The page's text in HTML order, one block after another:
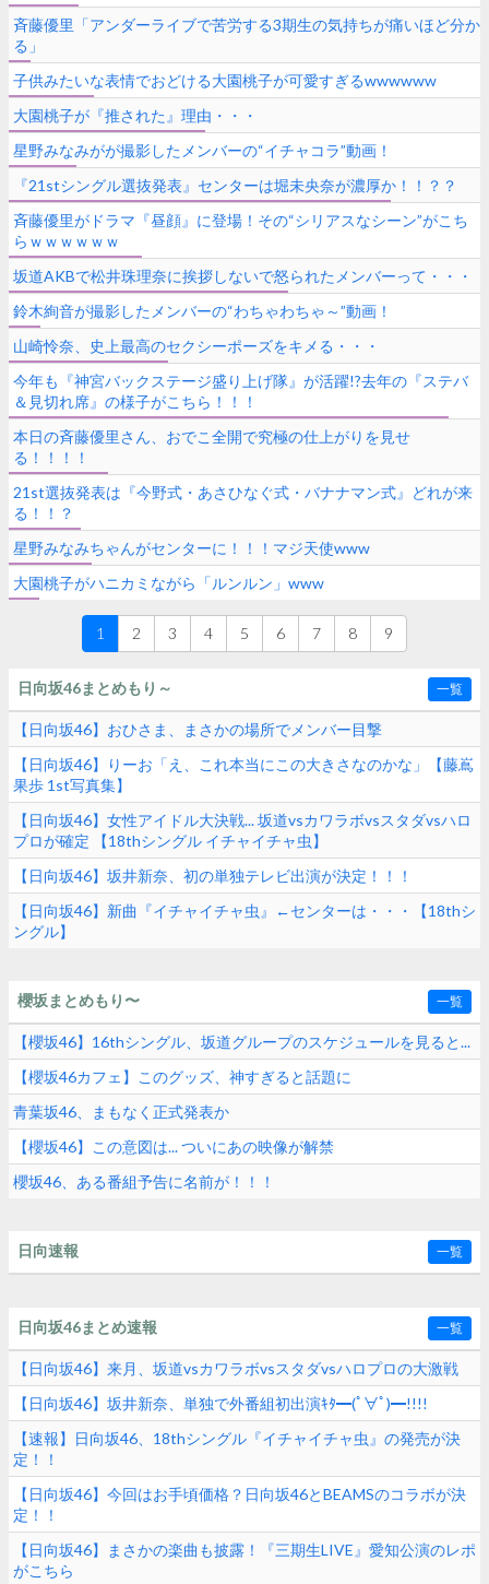
斉藤優里「アンダーライブで苦労する3期生の気持ちが痛いほど分か
る」
子供みたいな表情でおどける大園桃子が可愛すぎるwwwwww
大園桃子が『推された』理由・・・
星野みなみがが撮影したメンバーの“イチャコラ”動画！
『21stシングル選抜発表』センターは堀未央奈が濃厚か！！？？
斉藤優里がドラマ『昼顔』に登場！その“シリアスなシーン”がこち
らｗｗｗｗｗｗ
坂道AKBで松井珠理奈に挨拶しないで怒られたメンバーって・・・
鈴木絢音が撮影したメンバーの“わちゃわちゃ～”動画！
山崎怜奈、史上最高のセクシーポーズをキメる・・・
今年も『神宮バックステージ盛り上げ隊』が活躍!?去年の『ステバ
＆見切れ席』の様子がこちら！！！
本日の斉藤優里さん、おでこ全開で究極の仕上がりを見せ
る！！！！
21st選抜発表は『今野式・あさひなぐ式・バナナマン式』どれが来
る！！？
星野みなみちゃんがセンターに！！！マジ天使www
大園桃子がハニカミながら「ルンルン」www
1 2 3 4 5 6 7 8 9
日向坂46まとめもり～ 一覧
【日向坂46】おひさま、まさかの場所でメンバー目撃
【日向坂46】りーお「え、これ本当にこの大きさなのかな」【藤嶌
果歩 1st写真集】
【日向坂46】女性アイドル大決戦... 坂道vsカワラボvsスタダvsハロ
プロが確定 【18thシングル イチャイチャ虫】
【日向坂46】坂井新奈、初の単独テレビ出演が決定！！！
【日向坂46】新曲『イチャイチャ虫』←センターは・・・【18thシ
ングル】
櫻坂まとめもり〜 一覧
【櫻坂46】16thシングル、坂道グループのスケジュールを見ると...
【櫻坂46カフェ】このグッズ、神すぎると話題に
青葉坂46、まもなく正式発表か
【櫻坂46】この意図は... ついにあの映像が解禁
櫻坂46、ある番組予告に名前が！！！
日向速報 一覧
日向坂46まとめ速報 一覧
【日向坂46】来月、坂道vsカワラボvsスタダvsハロプロの大激戦
【日向坂46】坂井新奈、単独で外番組初出演ｷﾀ━(ﾟ∀ﾟ)━!!!!
【速報】日向坂46、18thシングル『イチャイチャ虫』の発売が決
定！！
【日向坂46】今回はお手頃価格？日向坂46とBEAMSのコラボが決
定！！
【日向坂46】まさかの楽曲も披露！『三期生LIVE』愛知公演のレポ
がこちら